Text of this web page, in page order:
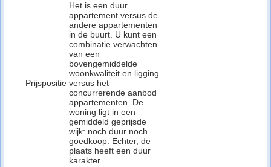
Prijspositie
Het is een duur
appartement versus de
andere appartementen
in de buurt. U kunt een
combinatie verwachten
van een
bovengemiddelde
woonkwaliteit en ligging
versus het
concurrerende aanbod
appartementen. De
woning ligt in een
gemiddeld geprijsde
wijk: noch duur noch
goedkoop. Echter, de
plaats heeft een duur
karakter.